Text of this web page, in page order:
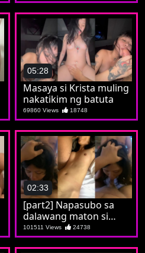
05:28
Masaya si Krista muling
nakatikim ng batuta
69860 Views 18748
02:33
[part2] Napasubo sa
dalawang maton si
Maricon sa kanilang
staycation
101511 Views 24738